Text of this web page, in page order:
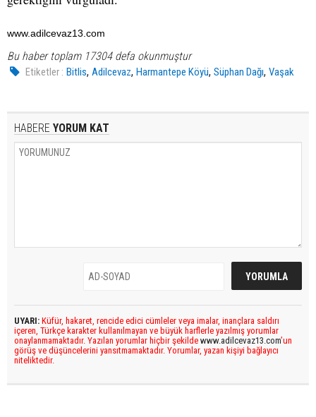
www.adilcevaz13.com
Bu haber toplam 17304 defa okunmuştur
Etiketler : Bitlis,Adilcevaz,Harmantepe Köyü,Süphan Dağı,Vaşak
HABERE YORUM KAT
UYARI: Küfür, hakaret, rencide edici cümleler veya imalar, inançlara saldırı
içeren, Türkçe karakter kullanılmayan ve büyük harflerle yazılmış yorumlar
onaylanmamaktadır. Yazılan yorumlar hiçbir şekilde www.adilcevaz13.com’un
görüş ve düşüncelerini yansıtmamaktadır. Yorumlar, yazan kişiyi bağlayıcı
niteliktedir.